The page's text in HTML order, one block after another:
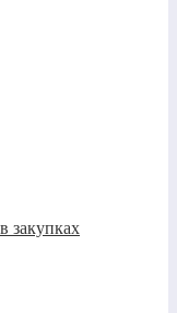
закупках